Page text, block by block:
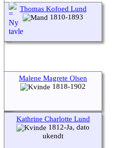
Thomas Kofoed Lund
1810-1893
Malene Magrete Olsen
1818-1902
Kathrine Charlotte Lund
1812-Ja, dato
ukendt